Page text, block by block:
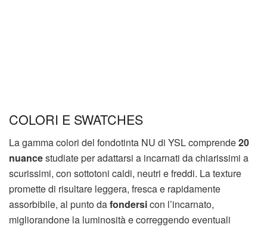
COLORI E SWATCHES
La gamma colori del fondotinta NU di YSL comprende20
nuancestudiate per adattarsi a incarnati da chiarissimi a
scurissimi, con sottotoni caldi, neutri e freddi. La texture
promette di risultare leggera, fresca e rapidamente
assorbibile, al punto dafondersicon l’incarnato,
migliorandone la luminosità e correggendo eventuali